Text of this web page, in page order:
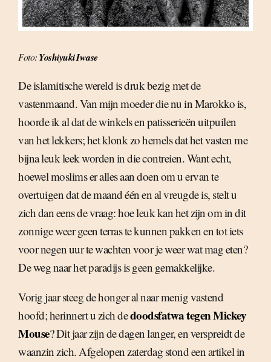
Foto:Yoshiyuki Iwase
De islamitische wereld is druk bezig met de
vastenmaand. Van mijn moeder die nu in Marokko is,
hoorde ik al dat de winkels en patisserieën uitpuilen
van het lekkers; het klonk zo hemels dat het vasten me
bijna leuk leek worden in die contreien. Want echt,
hoewel moslims er alles aan doen om u ervan te
overtuigen dat de maand één en al vreugde is, stelt u
zich dan eens de vraag: hoe leuk kan het zijn om in dit
zonnige weer geen terras te kunnen pakken en tot iets
voor negen uur te wachten voor je weer wat mag eten?
De weg naar het paradijs is geen gemakkelijke.
Vorig jaar steeg de honger al naar menig vastend
hoofd; herinnert u zich dedoodsfatwa tegen Mickey
Mouse? Dit jaar zijn de dagen langer, en verspreidt de
waanzin zich. Afgelopen zaterdag stond een artikel in